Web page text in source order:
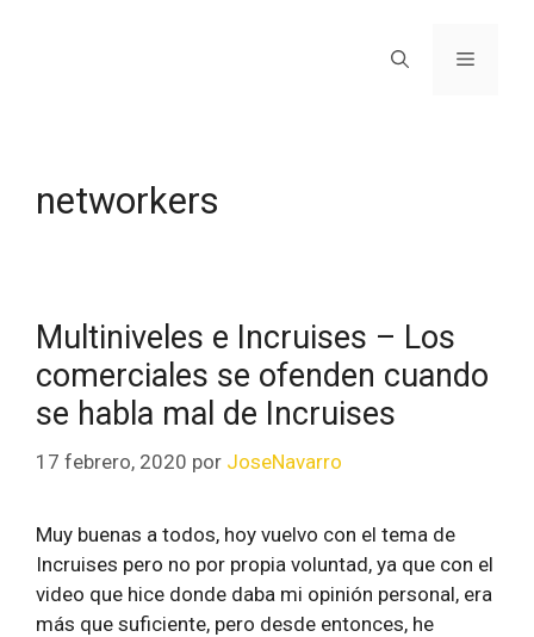
networkers
Multiniveles e Incruises – Los
comerciales se ofenden cuando
se habla mal de Incruises
17 febrero, 2020 por JoseNavarro
Muy buenas a todos, hoy vuelvo con el tema de
Incruises pero no por propia voluntad, ya que con el
video que hice donde daba mi opinión personal, era
más que suficiente, pero desde entonces, he